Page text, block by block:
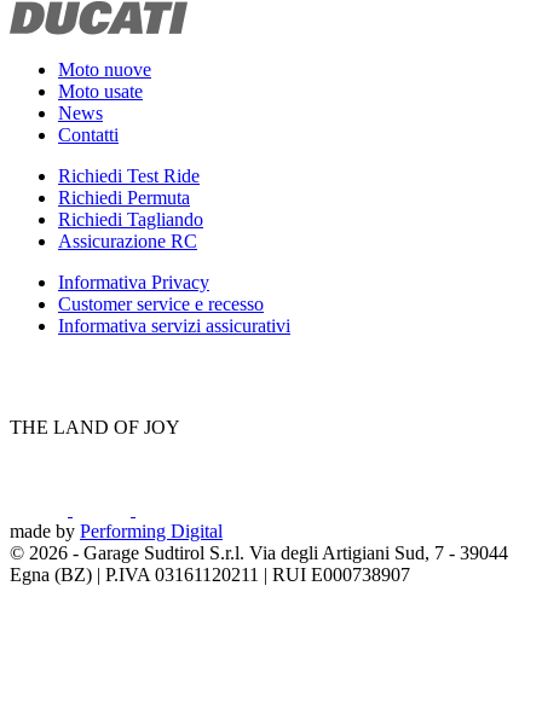
Moto nuove
Moto usate
News
Contatti
Richiedi Test Ride
Richiedi Permuta
Richiedi Tagliando
Assicurazione RC
Informativa Privacy
Customer service e recesso
Informativa servizi assicurativi
THE LAND OF JOY
made by Performing Digital
© 2026 - Garage Sudtirol S.r.l. Via degli Artigiani Sud, 7 - 39044
Egna (BZ) | P.IVA 03161120211 | RUI E000738907